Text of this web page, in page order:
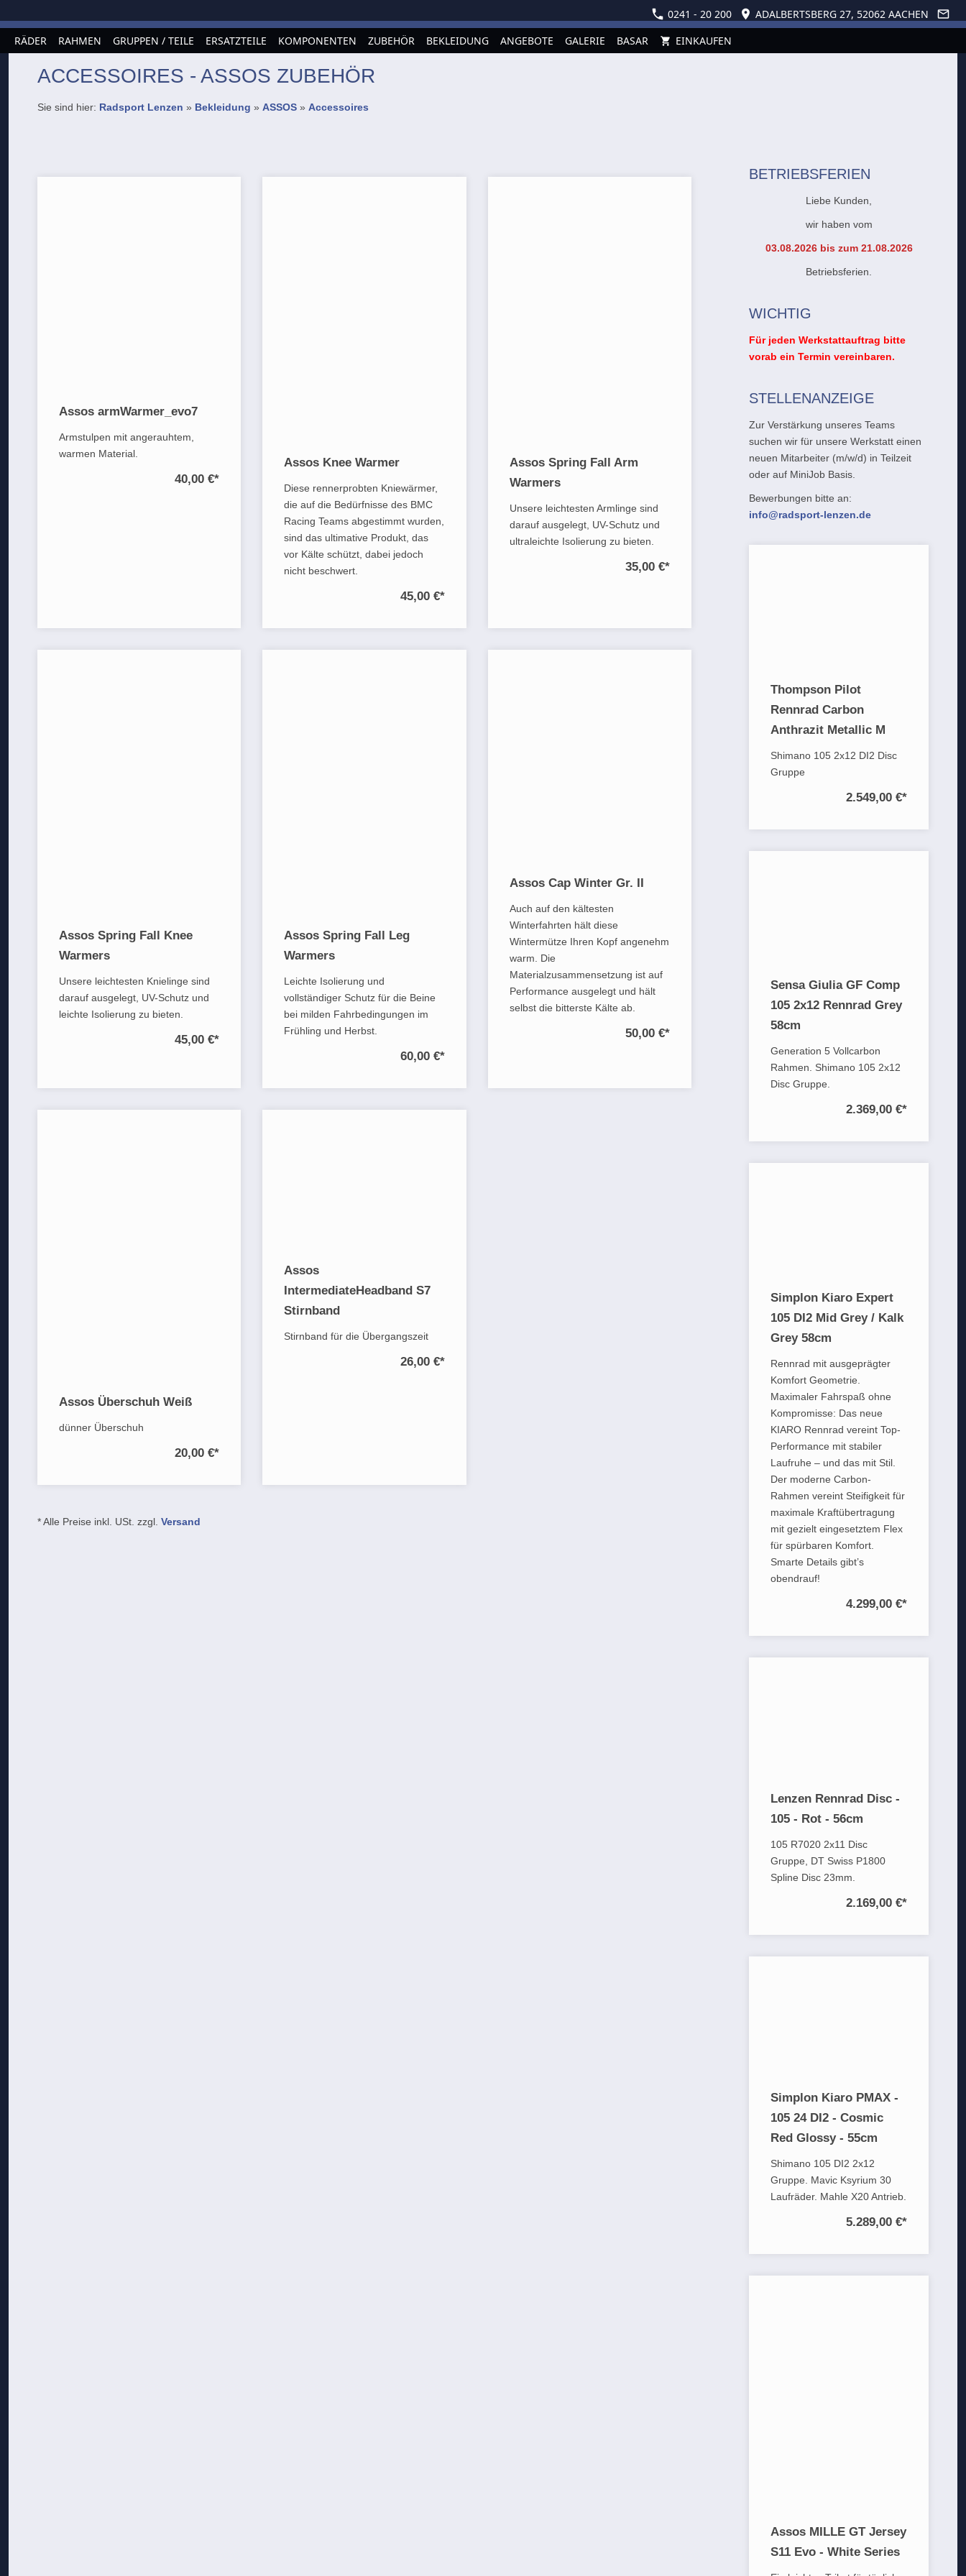
0241 - 20 200
ADALBERTSBERG 27, 52062 AACHEN
RÄDER
RAHMEN GRUPPEN / TEILE ERSATZTEILE KOMPONENTEN ZUBEHÖR BEKLEIDUNG ANGEBOTE GALERIE BASAR EINKAUFEN
ACCESSOIRES - ASSOS ZUBEHÖR
Sie sind hier: Radsport Lenzen » Bekleidung » ASSOS » Accessoires
Assos armWarmer_evo7
Armstulpen mit angerauhtem,
warmen Material.
40,00 €*
Assos Knee Warmer
Diese rennerprobten Kniewärmer,
die auf die Bedürfnisse des BMC
Racing Teams abgestimmt wurden,
sind das ultimative Produkt, das
vor Kälte schützt, dabei jedoch
nicht beschwert.
45,00 €*
Assos Spring Fall Arm
Warmers
Unsere leichtesten Armlinge sind
darauf ausgelegt, UV-Schutz und
ultraleichte Isolierung zu bieten.
35,00 €*
Assos Spring Fall Knee
Warmers
Unsere leichtesten Knielinge sind
darauf ausgelegt, UV-Schutz und
leichte Isolierung zu bieten.
45,00 €*
Assos Spring Fall Leg
Warmers
Leichte Isolierung und
vollständiger Schutz für die Beine
bei milden Fahrbedingungen im
Frühling und Herbst.
60,00 €*
Assos Cap Winter Gr. II
Auch auf den kältesten
Winterfahrten hält diese
Wintermütze Ihren Kopf angenehm
warm. Die
Materialzusammensetzung ist auf
Performance ausgelegt und hält
selbst die bitterste Kälte ab.
50,00 €*
Assos Überschuh Weiß
dünner Überschuh
20,00 €*
Assos
IntermediateHeadband S7
Stirnband
Stirnband für die Übergangszeit
26,00 €*
* Alle Preise inkl. USt. zzgl. Versand
BETRIEBSFERIEN
Liebe Kunden,
wir haben vom
03.08.2026 bis zum 21.08.2026
Betriebsferien.
WICHTIG
Für jeden Werkstattauftrag bitte
vorab ein Termin vereinbaren.
STELLENANZEIGE
Zur Verstärkung unseres Teams
suchen wir für unsere Werkstatt einen
neuen Mitarbeiter (m/w/d) in Teilzeit
oder auf MiniJob Basis.
Bewerbungen bitte an:
info@radsport-lenzen.de
Thompson Pilot
Rennrad Carbon
Anthrazit Metallic M
Shimano 105 2x12 DI2 Disc
Gruppe
2.549,00 €*
Sensa Giulia GF Comp
105 2x12 Rennrad Grey
58cm
Generation 5 Vollcarbon
Rahmen. Shimano 105 2x12
Disc Gruppe.
2.369,00 €*
Simplon Kiaro Expert
105 DI2 Mid Grey / Kalk
Grey 58cm
Rennrad mit ausgeprägter
Komfort Geometrie.
Maximaler Fahrspaß ohne
Kompromisse: Das neue
KIARO Rennrad vereint Top-
Performance mit stabiler
Laufruhe – und das mit Stil.
Der moderne Carbon-
Rahmen vereint Steifigkeit für
maximale Kraftübertragung
mit gezielt eingesetztem Flex
für spürbaren Komfort.
Smarte Details gibt’s
obendrauf!
4.299,00 €*
Lenzen Rennrad Disc -
105 - Rot - 56cm
105 R7020 2x11 Disc
Gruppe, DT Swiss P1800
Spline Disc 23mm.
2.169,00 €*
Simplon Kiaro PMAX -
105 24 DI2 - Cosmic
Red Glossy - 55cm
Shimano 105 DI2 2x12
Gruppe. Mavic Ksyrium 30
Laufräder. Mahle X20 Antrieb.
5.289,00 €*
Assos MILLE GT Jersey
S11 Evo - White Series